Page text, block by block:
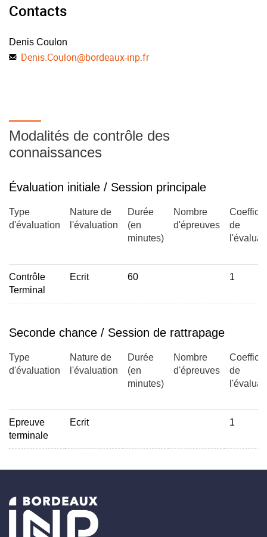
Contacts
Denis Coulon
Denis.Coulon@bordeaux-inp.fr
Modalités de contrôle des
connaissances
Évaluation initiale / Session principale
Type
d'évaluation
Nature de
l'évaluation
Durée
(en
minutes)
Nombre
d'épreuves
de
Contrôle
Terminal
Ecrit 60 1
Seconde chance / Session de rattrapage
Type
d'évaluation
Nature de
l'évaluation
Durée
(en
minutes)
Nombre
d'épreuves
de
Epreuve
terminale
Ecrit 1